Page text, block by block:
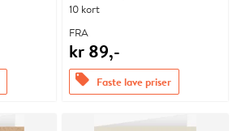
10 kort
FRA
kr 89,-
offers Faste lave priser